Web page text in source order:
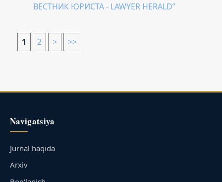
ВЕСТНИК ЮРИСТА - LAWYER HERALD”
1 2 > >>
Navigatsiya
Jurnal haqida
Arxiv